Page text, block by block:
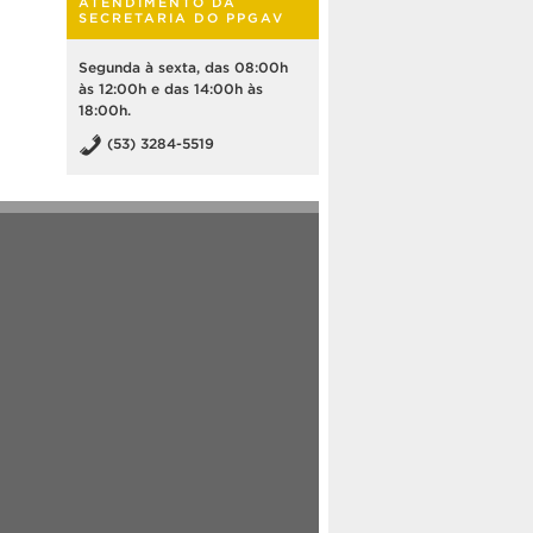
SECRETARIA DO PPGAV
Segunda à sexta, das 08:00h
às 12:00h e das 14:00h às
18:00h.
(53) 3284-5519